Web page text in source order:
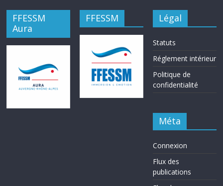
FFESSM
Aura
FFESSM Légal
Statuts
Réglement intérieur
Politique de
confidentialité
Méta
Connexion
Flux des
publications